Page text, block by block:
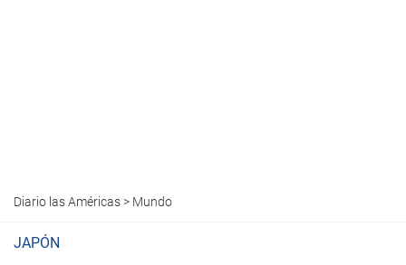
Diario las Américas> Mundo
JAPÓN